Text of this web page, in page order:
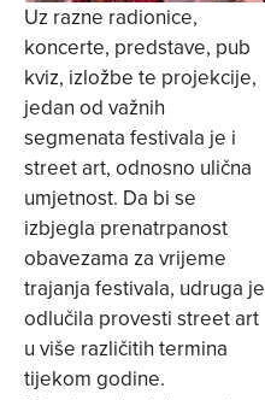
Uz razne radionice,
koncerte, predstave, pub
kviz, izložbe te projekcije,
jedan od važnih
segmenata festivala je i
street art, odnosno ulična
umjetnost. Da bi se
izbjegla prenatrpanost
obavezama za vrijeme
trajanja festivala, udruga je
odlučila provesti street art
u više različitih termina
tijekom godine.